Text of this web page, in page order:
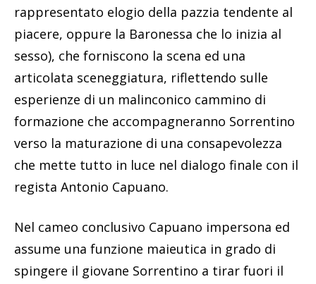
rappresentato elogio della pazzia tendente al
piacere, oppure la Baronessa che lo inizia al
sesso), che forniscono la scena ed una
articolata sceneggiatura, riflettendo sulle
esperienze di un malinconico cammino di
formazione che accompagneranno Sorrentino
verso la maturazione di una consapevolezza
che mette tutto in luce nel dialogo finale con il
regista Antonio Capuano.
Nel cameo conclusivo Capuano impersona ed
assume una funzione maieutica in grado di
spingere il giovane Sorrentino a tirar fuori il